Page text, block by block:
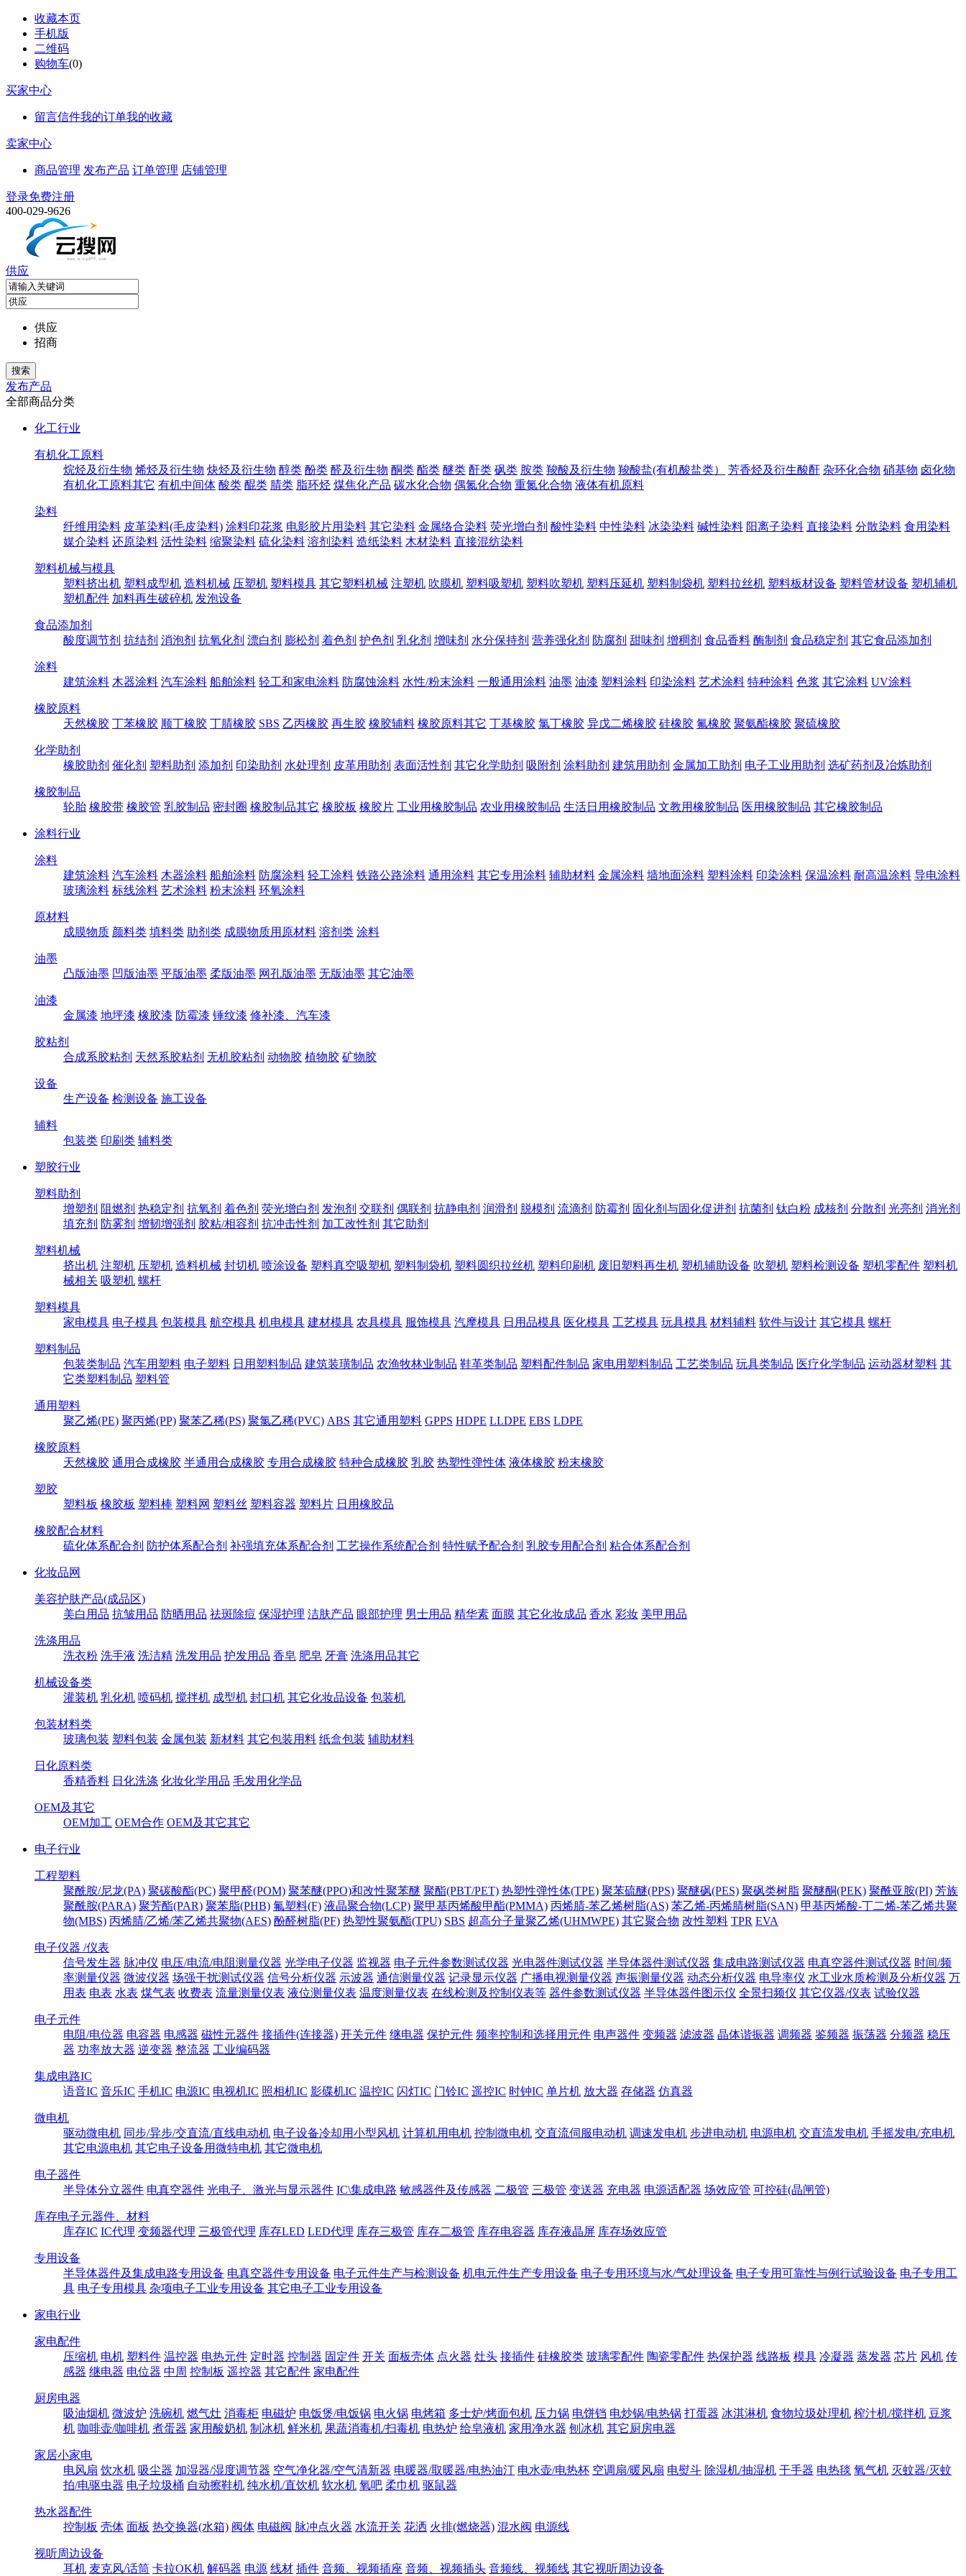
收藏本页
手机版
二维码
购物车(0)
买家中心
留言信件我的订单我的收藏
卖家中心
商品管理 发布产品 订单管理 店铺管理
登录免费注册
400-029-9626
供应
供应
招商
发布产品
全部商品分类
化工行业
有机化工原料
烷烃及衍生物 烯烃及衍生物 炔烃及衍生物 醇类 酚类 醛及衍生物 酮类 酯类 醚类 酐类 砜类 胺类 羧酸及衍生物 羧酸盐(有机酸盐类） 芳香烃及衍生酸酐 杂环化合物 硝基物 卤化物
有机化工原料其它 有机中间体 酸类 醌类 腈类 脂环烃 煤焦化产品 碳水化合物 偶氮化合物 重氮化合物 液体有机原料
染料
纤维用染料 皮革染料(毛皮染料) 涂料印花浆 电影胶片用染料 其它染料 金属络合染料 荧光增白剂 酸性染料 中性染料 冰染染料 碱性染料 阳离子染料 直接染料 分散染料 食用染料
媒介染料 还原染料 活性染料 缩聚染料 硫化染料 溶剂染料 造纸染料 木材染料 直接混纺染料
塑料机械与模具
塑料挤出机 塑料成型机 造料机械 压塑机 塑料模具 其它塑料机械 注塑机 吹膜机 塑料吸塑机 塑料吹塑机 塑料压延机 塑料制袋机 塑料拉丝机 塑料板材设备 塑料管材设备 塑机辅机
塑机配件 加料再生破碎机 发泡设备
食品添加剂
酸度调节剂 抗结剂 消泡剂 抗氧化剂 漂白剂 膨松剂 着色剂 护色剂 乳化剂 增味剂 水分保持剂 营养强化剂 防腐剂 甜味剂 增稠剂 食品香料 酶制剂 食品稳定剂 其它食品添加剂
涂料
建筑涂料 木器涂料 汽车涂料 船舶涂料 轻工和家电涂料 防腐蚀涂料 水性/粉末涂料 一般通用涂料 油墨 油漆 塑料涂料 印染涂料 艺术涂料 特种涂料 色浆 其它涂料 UV涂料
橡胶原料
天然橡胶 丁苯橡胶 顺丁橡胶 丁腈橡胶 SBS 乙丙橡胶 再生胶 橡胶辅料 橡胶原料其它 丁基橡胶 氯丁橡胶 异戊二烯橡胶 硅橡胶 氟橡胶 聚氨酯橡胶 聚硫橡胶
化学助剂
橡胶助剂 催化剂 塑料助剂 添加剂 印染助剂 水处理剂 皮革用助剂 表面活性剂 其它化学助剂 吸附剂 涂料助剂 建筑用助剂 金属加工助剂 电子工业用助剂 选矿药剂及冶炼助剂
橡胶制品
轮胎 橡胶带 橡胶管 乳胶制品 密封圈 橡胶制品其它 橡胶板 橡胶片 工业用橡胶制品 农业用橡胶制品 生活日用橡胶制品 文教用橡胶制品 医用橡胶制品 其它橡胶制品
涂料行业
涂料
建筑涂料 汽车涂料 木器涂料 船舶涂料 防腐涂料 轻工涂料 铁路公路涂料 通用涂料 其它专用涂料 辅助材料 金属涂料 墙地面涂料 塑料涂料 印染涂料 保温涂料 耐高温涂料 导电涂料
玻璃涂料 标线涂料 艺术涂料 粉末涂料 环氧涂料
原材料
成膜物质 颜料类 填料类 助剂类 成膜物质用原材料 溶剂类 涂料
油墨
凸版油墨 凹版油墨 平版油墨 柔版油墨 网孔版油墨 无版油墨 其它油墨
油漆
金属漆 地坪漆 橡胶漆 防霉漆 锤纹漆 修补漆、汽车漆
胶粘剂
合成系胶粘剂 天然系胶粘剂 无机胶粘剂 动物胶 植物胶 矿物胶
设备
生产设备 检测设备 施工设备
辅料
包装类 印刷类 辅料类
塑胶行业
塑料助剂
增塑剂 阻燃剂 热稳定剂 抗氧剂 着色剂 荧光增白剂 发泡剂 交联剂 偶联剂 抗静电剂 润滑剂 脱模剂 流滴剂 防霉剂 固化剂与固化促进剂 抗菌剂 钛白粉 成核剂 分散剂 光亮剂 消光剂
填充剂 防雾剂 增韧增强剂 胶粘/相容剂 抗冲击性剂 加工改性剂 其它助剂
塑料机械
挤出机 注塑机 压塑机 造料机械 封切机 喷涂设备 塑料真空吸塑机 塑料制袋机 塑料圆织拉丝机 塑料印刷机 废旧塑料再生机 塑机辅助设备 吹塑机 塑料检测设备 塑机零配件 塑料机
械相关 吸塑机 螺杆
塑料模具
家电模具 电子模具 包装模具 航空模具 机电模具 建材模具 农具模具 服饰模具 汽摩模具 日用品模具 医化模具 工艺模具 玩具模具 材料辅料 软件与设计 其它模具 螺杆
塑料制品
包装类制品 汽车用塑料 电子塑料 日用塑料制品 建筑装璜制品 农渔牧林业制品 鞋革类制品 塑料配件制品 家电用塑料制品 工艺类制品 玩具类制品 医疗化学制品 运动器材塑料 其
它类塑料制品 塑料管
通用塑料
聚乙烯(PE) 聚丙烯(PP) 聚苯乙稀(PS) 聚氯乙稀(PVC) ABS 其它通用塑料 GPPS HDPE LLDPE EBS LDPE
橡胶原料
天然橡胶 通用合成橡胶 半通用合成橡胶 专用合成橡胶 特种合成橡胶 乳胶 热塑性弹性体 液体橡胶 粉末橡胶
塑胶
塑料板 橡胶板 塑料棒 塑料网 塑料丝 塑料容器 塑料片 日用橡胶品
橡胶配合材料
硫化体系配合剂 防护体系配合剂 补强填充体系配合剂 工艺操作系统配合剂 特性赋予配合剂 乳胶专用配合剂 粘合体系配合剂
化妆品网
美容护肤产品(成品区)
美白用品 抗皱用品 防晒用品 祛斑除痘 保湿护理 洁肤产品 眼部护理 男士用品 精华素 面膜 其它化妆成品 香水 彩妆 美甲用品
洗涤用品
洗衣粉 洗手液 洗洁精 洗发用品 护发用品 香皂 肥皂 牙膏 洗涤用品其它
机械设备类
灌装机 乳化机 喷码机 搅拌机 成型机 封口机 其它化妆品设备 包装机
包装材料类
玻璃包装 塑料包装 金属包装 新材料 其它包装用料 纸盒包装 辅助材料
日化原料类
香精香料 日化洗涤 化妆化学用品 毛发用化学品
OEM及其它
OEM加工 OEM合作 OEM及其它其它
电子行业
工程塑料
聚酰胺/尼龙(PA) 聚碳酸酯(PC) 聚甲醛(POM) 聚苯醚(PPO)和改性聚苯醚 聚酯(PBT/PET) 热塑性弹性体(TPE) 聚苯硫醚(PPS) 聚醚砜(PES) 聚砜类树脂 聚醚酮(PEK) 聚酰亚胺(PI) 芳族
聚酰胺(PARA) 聚芳酯(PAR) 聚苯脂(PHB) 氟塑料(F) 液晶聚合物(LCP) 聚甲基丙烯酸甲酯(PMMA) 丙烯腈-苯乙烯树脂(AS) 苯乙烯-丙烯腈树脂(SAN) 甲基丙烯酸-丁二烯-苯乙烯共聚
物(MBS) 丙烯腈/乙烯/苯乙烯共聚物(AES) 酚醛树脂(PF) 热塑性聚氨酯(TPU) SBS 超高分子量聚乙烯(UHMWPE) 其它聚合物 改性塑料 TPR EVA
电子仪器 /仪表
信号发生器 脉冲仪 电压/电流/电阻测量仪器 光学电子仪器 监视器 电子元件参数测试仪器 光电器件测试仪器 半导体器件测试仪器 集成电路测试仪器 电真空器件测试仪器 时间/频
率测量仪器 微波仪器 场强干扰测试仪器 信号分析仪器 示波器 通信测量仪器 记录显示仪器 广播电视测量仪器 声振测量仪器 动态分析仪器 电导率仪 水工业水质检测及分析仪器 万
用表 电表 水表 煤气表 收费表 流量测量仪表 液位测量仪表 温度测量仪表 在线检测及控制仪表等 器件参数测试仪器 半导体器件图示仪 全景扫频仪 其它仪器/仪表 试验仪器
电子元件
电阻/电位器 电容器 电感器 磁性元器件 接插件(连接器) 开关元件 继电器 保护元件 频率控制和选择用元件 电声器件 变频器 滤波器 晶体谐振器 调频器 鉴频器 振荡器 分频器 稳压
器 功率放大器 逆变器 整流器 工业编码器
集成电路IC
语音IC 音乐IC 手机IC 电源IC 电视机IC 照相机IC 影碟机IC 温控IC 闪灯IC 门铃IC 遥控IC 时钟IC 单片机 放大器 存储器 仿真器
微电机
驱动微电机 同步/异步/交直流/直线电动机 电子设备冷却用小型风机 计算机用电机 控制微电机 交直流伺服电动机 调速发电机 步进电动机 电源电机 交直流发电机 手摇发电/充电机
其它电源电机 其它电子设备用微特电机 其它微电机
电子器件
半导体分立器件 电真空器件 光电子、激光与显示器件 IC\集成电路 敏感器件及传感器 二极管 三极管 变送器 充电器 电源适配器 场效应管 可控硅(晶闸管)
库存电子元器件、材料
库存IC IC代理 变频器代理 三极管代理 库存LED LED代理 库存三极管 库存二极管 库存电容器 库存液晶屏 库存场效应管
专用设备
半导体器件及集成电路专用设备 电真空器件专用设备 电子元件生产与检测设备 机电元件生产专用设备 电子专用环境与水/气处理设备 电子专用可靠性与例行试验设备 电子专用工
具 电子专用模具 杂项电子工业专用设备 其它电子工业专用设备
家电行业
家电配件
压缩机 电机 塑料件 温控器 电热元件 定时器 控制器 固定件 开关 面板壳体 点火器 灶头 接插件 硅橡胶类 玻璃零配件 陶瓷零配件 热保护器 线路板 模具 冷凝器 蒸发器 芯片 风机 传
感器 继电器 电位器 中周 控制板 遥控器 其它配件 家电配件
厨房电器
吸油烟机 微波炉 洗碗机 燃气灶 消毒柜 电磁炉 电饭煲/电饭锅 电火锅 电烤箱 多士炉/烤面包机 压力锅 电饼铛 电炒锅/电热锅 打蛋器 冰淇淋机 食物垃圾处理机 榨汁机/搅拌机 豆浆
机 咖啡壶/咖啡机 煮蛋器 家用酸奶机 制冰机 鲜米机 果蔬消毒机/扫毒机 电热炉 给皂液机 家用净水器 刨冰机 其它厨房电器
家居小家电
电风扇 饮水机 吸尘器 加湿器/湿度调节器 空气净化器/空气清新器 电暖器/取暖器/电热油汀 电水壶/电热杯 空调扇/暖风扇 电熨斗 除湿机/抽湿机 干手器 电热毯 氧气机 灭蚊器/灭蚊
拍/电驱虫器 电子垃圾桶 自动擦鞋机 纯水机/直饮机 软水机 氧吧 柔巾机 驱鼠器
热水器配件
控制板 壳体 面板 热交换器(水箱) 阀体 电磁阀 脉冲点火器 水流开关 花洒 火排(燃烧器) 混水阀 电源线
视听周边设备
耳机 麦克风/话筒 卡拉OK机 解码器 电源 线材 插件 音频、视频插座 音频、视频插头 音频线、视频线 其它视听周边设备